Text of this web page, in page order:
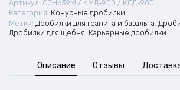
Артикул: CCH639M / КМД-900 / КСД-900
Категория: Конусные дробилки
Метки: Дробилки для гранита и базальта
Дробилки для щебня Карьерные дробилки
Описание Отзывы